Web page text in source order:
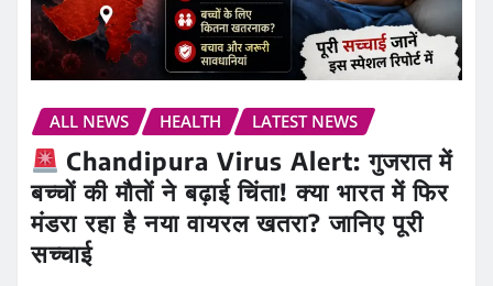
ALL NEWS HEALTH LATEST NEWS
Chandipura Virus Alert: गुजरात में
बच्चों की मौतों ने बढ़ाई चिंता! क्या भारत में फिर
मंडरा रहा है नया वायरल खतरा? जानिए पूरी
सच्चाई